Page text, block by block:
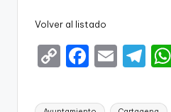
Volver al listado
C
p
F
c
E
ai
T
e